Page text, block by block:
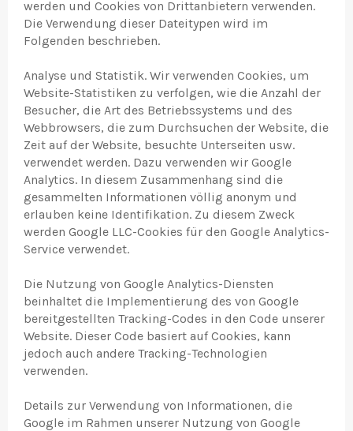
werden und Cookies von Drittanbietern verwenden.
Die Verwendung dieser Dateitypen wird im
Folgenden beschrieben.
Analyse und Statistik. Wir verwenden Cookies, um
Website-Statistiken zu verfolgen, wie die Anzahl der
Besucher, die Art des Betriebssystems und des
Webbrowsers, die zum Durchsuchen der Website, die
Zeit auf der Website, besuchte Unterseiten usw.
verwendet werden. Dazu verwenden wir Google
Analytics. In diesem Zusammenhang sind die
gesammelten Informationen völlig anonym und
erlauben keine Identifikation. Zu diesem Zweck
werden Google LLC-Cookies für den Google Analytics-
Service verwendet.
Die Nutzung von Google Analytics-Diensten
beinhaltet die Implementierung des von Google
bereitgestellten Tracking-Codes in den Code unserer
Website. Dieser Code basiert auf Cookies, kann
jedoch auch andere Tracking-Technologien
verwenden.
Details zur Verwendung von Informationen, die
Google im Rahmen unserer Nutzung von Google